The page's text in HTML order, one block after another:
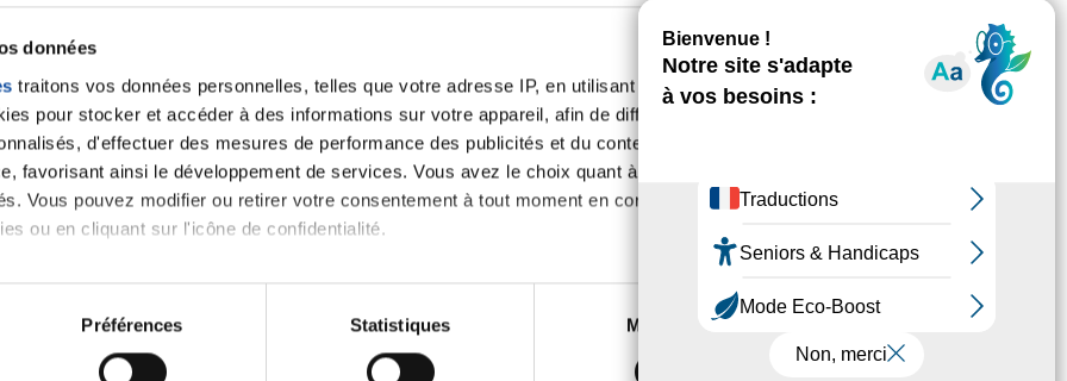
données
traitons vos données personnelles, telles que votre adresse IP, en utilisant des
pour stocker et accéder à des informations sur votre appareil, afin de diffuser des
d'effectuer des mesures de performance des publicités et du contenu, ainsi que de
favorisant ainsi le développement de services. Vous avez le choix quant à l'utilisation de
Vous pouvez modifier ou retirer votre consentement à tout moment en consultant la
ou en cliquant sur l'icône de confidentialité.
également :
sur votre localisation géographique qui peuvent être précises à plusieurs mètres près
Préférences Statistiques Marketing